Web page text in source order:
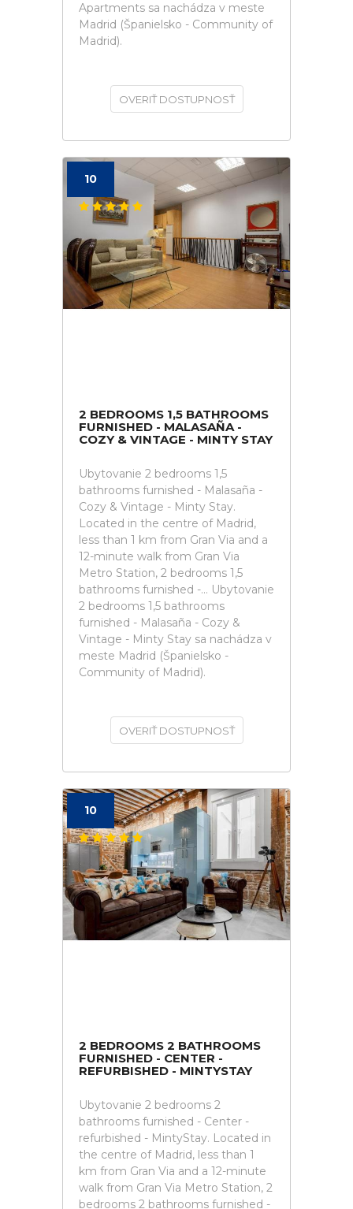
Apartments sa nachádza v meste
Madrid (Španielsko - Community of
Madrid).
OVERIŤ DOSTUPNOSŤ
10
2 BEDROOMS 1,5 BATHROOMS
FURNISHED - MALASAÑA -
COZY & VINTAGE - MINTY STAY
Ubytovanie 2 bedrooms 1,5
bathrooms furnished - Malasaña -
Cozy & Vintage - Minty Stay.
Located in the centre of Madrid,
less than 1 km from Gran Via and a
12-minute walk from Gran Via
Metro Station, 2 bedrooms 1,5
bathrooms furnished -... Ubytovanie
2 bedrooms 1,5 bathrooms
furnished - Malasaña - Cozy &
Vintage - Minty Stay sa nachádza v
meste Madrid (Španielsko -
Community of Madrid).
OVERIŤ DOSTUPNOSŤ
10
2 BEDROOMS 2 BATHROOMS
FURNISHED - CENTER -
REFURBISHED - MINTYSTAY
Ubytovanie 2 bedrooms 2
bathrooms furnished - Center -
refurbished - MintyStay. Located in
the centre of Madrid, less than 1
km from Gran Via and a 12-minute
walk from Gran Via Metro Station, 2
bedrooms 2 bathrooms furnished -